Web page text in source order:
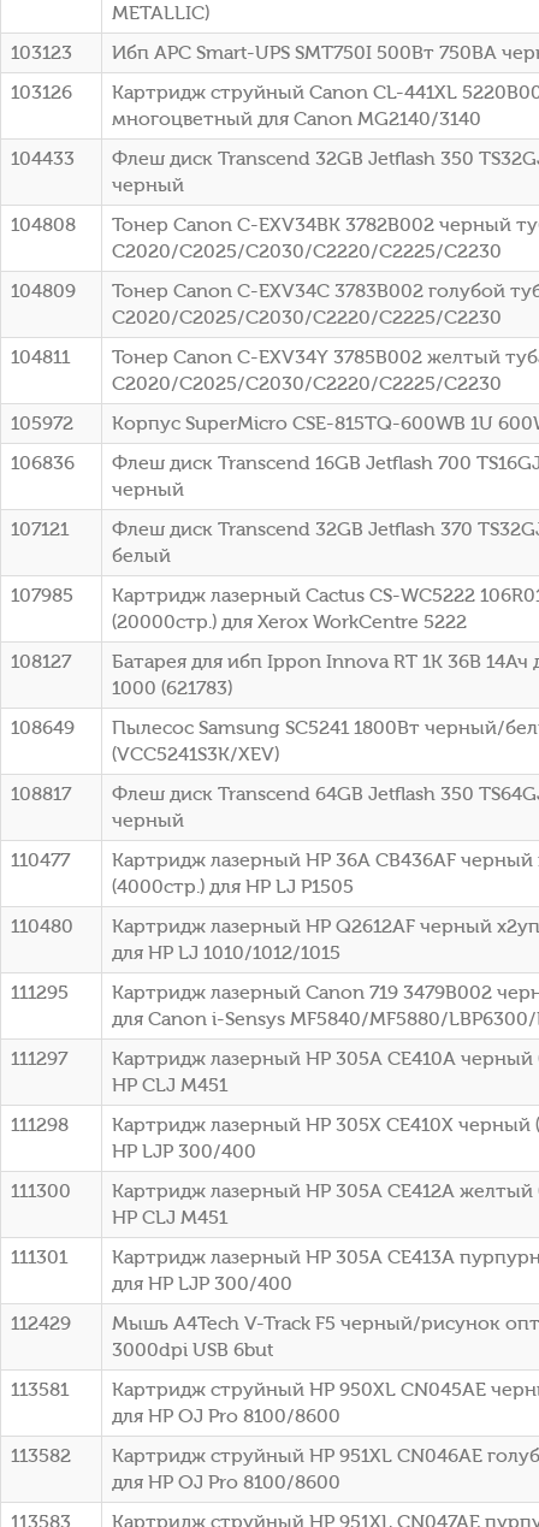
METALLIC)
103123
Ибп APC Smart-UPS SMT750I 500Вт 750ВА
103126
Картридж струйный Canon CL-441XL
многоцветный для Canon MG2140/3140
104433
Флеш диск Transcend 32GB Jetflash 350
черный
104808
Тонер Canon C-EXV34BK 3782B002 черный
C2020/C2025/C2030/C2220/C2225/C2230
104809
Тонер Canon C-EXV34C 3783B002 голубой
C2020/C2025/C2030/C2220/C2225/C2230
104811
Тонер Canon C-EXV34Y 3785B002 желтый
C2020/C2025/C2030/C2220/C2225/C2230
105972
Корпус SuperMicro CSE-815TQ-600WB 1U
106836
Флеш диск Transcend 16GB Jetflash 700
черный
107121
Флеш диск Transcend 32GB Jetflash 370
белый
107985
Картридж лазерный Cactus CS-WC5222
(20000стр.) для Xerox WorkCentre 5222
108127
Батарея для ибп Ippon Innova RT 1K 36В 14Ач
1000 (621783)
108649
Пылесос Samsung SC5241 1800Вт черный/
(VCC5241S3K/XEV)
108817
Флеш диск Transcend 64GB Jetflash 350
черный
110477
Картридж лазерный HP 36A CB436AF черный
(4000стр.) для HP LJ P1505
110480
Картридж лазерный HP Q2612AF черный
для HP LJ 1010/1012/1015
111295
Картридж лазерный Canon 719 3479B002
для Canon i-Sensys MF5840/MF5880/
111297
Картридж лазерный HP 305A CE410A черный
HP CLJ M451
111298
Картридж лазерный HP 305X CE410X черный
HP LJP 300/400
111300
Картридж лазерный HP 305A CE412A желтый
HP CLJ M451
111301
Картридж лазерный HP 305A CE413A
для HP LJP 300/400
112429
Мышь A4Tech V-Track F5 черный/рисунок
3000dpi USB 6but
113581
Картридж струйный HP 950XL CN045AE
для HP OJ Pro 8100/8600
113582
Картридж струйный HP 951XL CN046AE
для HP OJ Pro 8100/8600
113583
Картридж струйный HP 951XL CN047AE